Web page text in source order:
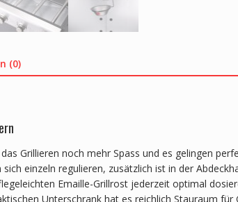
(0)
Grillieren noch mehr Spass und es gelingen
einzeln regulieren, zusätzlich ist in der
Emaille-Grillrost jederzeit optimal
Unterschrank hat es reichlich Stauraum für